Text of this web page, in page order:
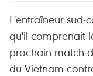
L'entraîneur sud-
qu'il comprenait
prochain match
du Vietnam